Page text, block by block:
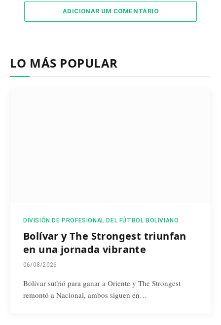
ADICIONAR UM COMENTÁRIO
LO MÁS POPULAR
DIVISIÓN DE PROFESIONAL DEL FÚTBOL BOLIVIANO
Bolívar y The Strongest triunfan
en una jornada vibrante
06/08/2026
Bolívar sufrió para ganar a Oriente y The Strongest
remontó a Nacional, ambos siguen en…